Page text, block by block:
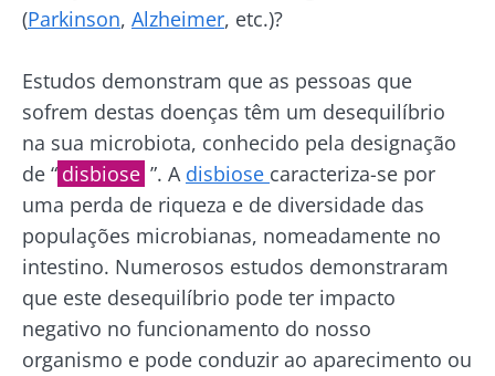
(Parkinson, Alzheimer, etc.)?
Estudos demonstram que as pessoas que
sofrem destas doenças têm um desequilíbrio
na sua microbiota, conhecido pela designação
de “ disbiose ”. A disbiose caracteriza-se por
uma perda de riqueza e de diversidade das
populações microbianas, nomeadamente no
intestino. Numerosos estudos demonstraram
que este desequilíbrio pode ter impacto
negativo no funcionamento do nosso
organismo e pode conduzir ao aparecimento ou